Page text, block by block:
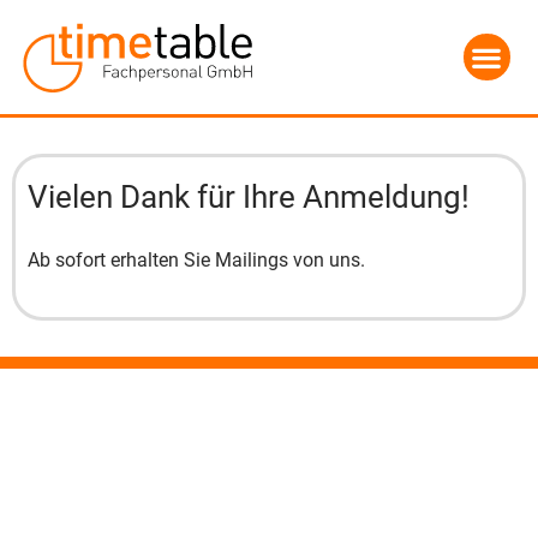
Vielen Dank für Ihre Anmeldung!
Ab sofort erhalten Sie Mailings von uns.